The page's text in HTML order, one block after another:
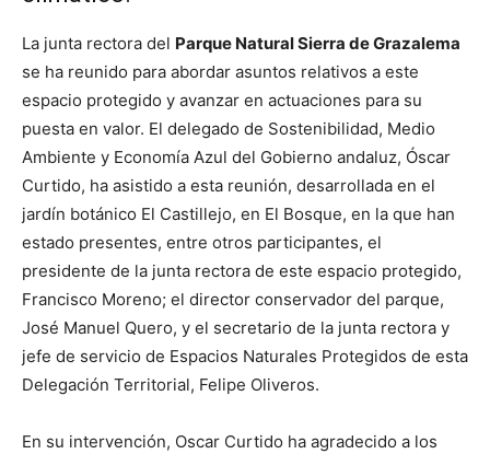
La junta rectora del Parque Natural Sierra de Grazalema
se ha reunido para abordar asuntos relativos a este
espacio protegido y avanzar en actuaciones para su
puesta en valor. El delegado de Sostenibilidad, Medio
Ambiente y Economía Azul del Gobierno andaluz, Óscar
Curtido, ha asistido a esta reunión, desarrollada en el
jardín botánico El Castillejo, en El Bosque, en la que han
estado presentes, entre otros participantes, el
presidente de la junta rectora de este espacio protegido,
Francisco Moreno; el director conservador del parque,
José Manuel Quero, y el secretario de la junta rectora y
jefe de servicio de Espacios Naturales Protegidos de esta
Delegación Territorial, Felipe Oliveros.
En su intervención, Oscar Curtido ha agradecido a los